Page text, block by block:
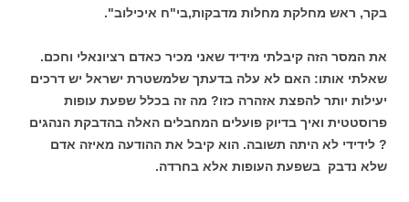
בקר, ראש מחלקת מחלות מדבקות,בי"ח איכילוב".
את המסר הזה קיבלתי מידיד שאני מכיר כאדם רציונאלי וחכם.
שאלתי אותו: האם לא עלה בדעתך שלמשטרת ישראל יש דרכים
יעילות יותר להפצת אזהרה כזו? מה זה בכלל שפעת עופות
פרוסטטית ואיך בדיוק פועלים המחבלים האלה בהדבקת הנהגים
? לידידי לא היתה תשובה. הוא קיבל את ההודעה מאיזה אדם
שלא נדבק בשפעת העופות אלא בחרדה.